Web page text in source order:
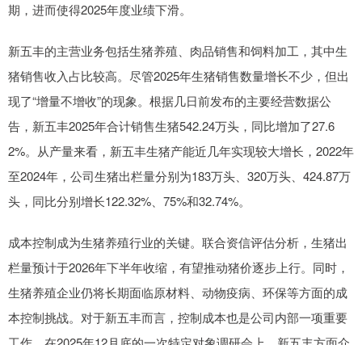
期，进而使得2025年度业绩下滑。
新五丰的主营业务包括生猪养殖、肉品销售和饲料加工，其中生
猪销售收入占比较高。尽管2025年生猪销售数量增长不少，但出
现了“增量不增收”的现象。根据几日前发布的主要经营数据公
告，新五丰2025年合计销售生猪542.24万头，同比增加了27.6
2%。从产量来看，新五丰生猪产能近几年实现较大增长，2022年
至2024年，公司生猪出栏量分别为183万头、320万头、424.87万
头，同比分别增长122.32%、75%和32.74%。
成本控制成为生猪养殖行业的关键。联合资信评估分析，生猪出
栏量预计于2026年下半年收缩，有望推动猪价逐步上行。同时，
生猪养殖企业仍将长期面临原材料、动物疫病、环保等方面的成
本控制挑战。对于新五丰而言，控制成本也是公司内部一项重要